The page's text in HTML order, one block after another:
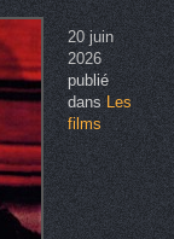
20 juin
2026
publié
dansLes
films